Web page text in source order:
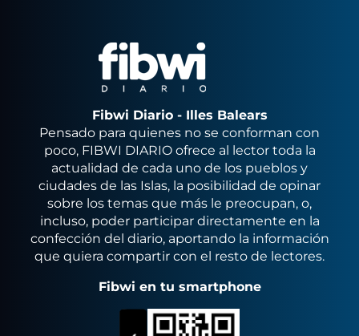
Fibwi Diario - Illes Balears
Pensado para quienes no se conforman con
poco, FIBWI DIARIO ofrece al lector toda la
actualidad de cada uno de los pueblos y
ciudades de las Islas, la posibilidad de opinar
sobre los temas que más le preocupan, o,
incluso, poder participar directamente en la
confección del diario, aportando la información
que quiera compartir con el resto de lectores.
Fibwi en tu smartphone